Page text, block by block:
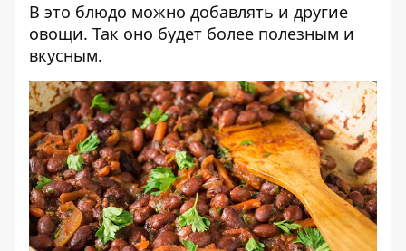
В это блюдо можно добавлять и другие
овощи. Так оно будет более полезным и
вкусным.